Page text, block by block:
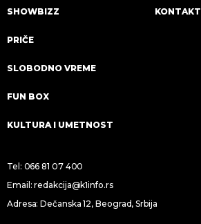
SHOWBIZZ
PRIČE
SLOBODNO VREME
FUN BOX
KULTURA I UMETNOST
KONTAKT
Tel: 066 81 07 400
Email:redakcija@k1info.rs
Adresa: Dečanska 12, Beograd, Srbija